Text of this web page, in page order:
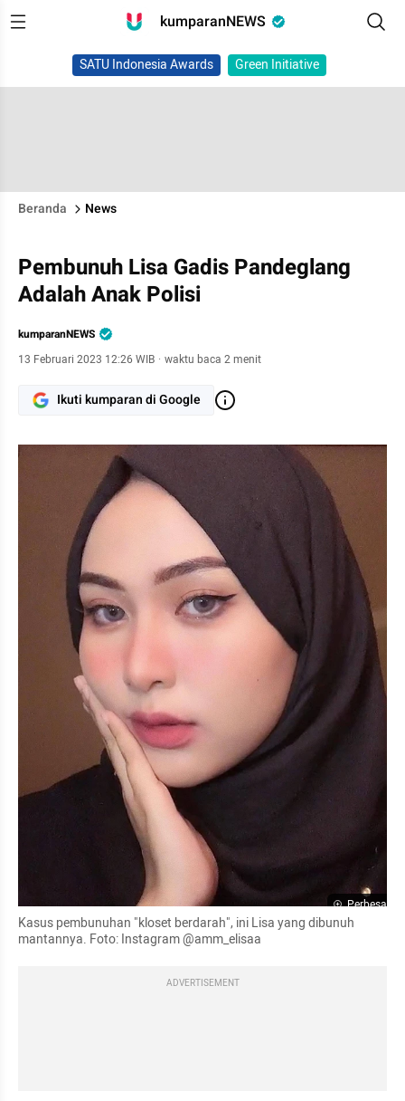
kumparanNEWS
SATU Indonesia Awards Green Initiative
Beranda News
Pembunuh Lisa Gadis Pandeglang
Adalah Anak Polisi
kumparanNEWS
13 Februari 2023 12:26 WIB · waktu baca 2 menit
Ikuti kumparan di Google
Perbesar
Kasus pembunuhan "kloset berdarah", ini Lisa yang dibunuh
mantannya. Foto: Instagram @amm_elisaa
ADVERTISEMENT